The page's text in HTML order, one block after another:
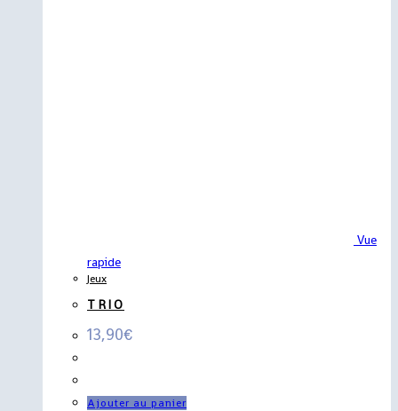
Vue
rapide
Jeux
TRIO
13,90€
Ajouter au panier